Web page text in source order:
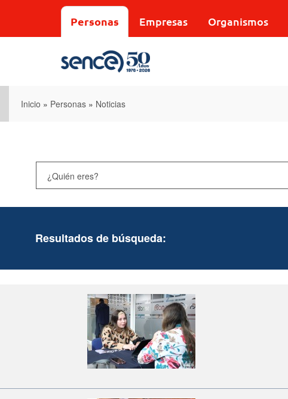
Personas Empresas Organismos
Inicio » Personas » Noticias
Resultados de búsqueda: